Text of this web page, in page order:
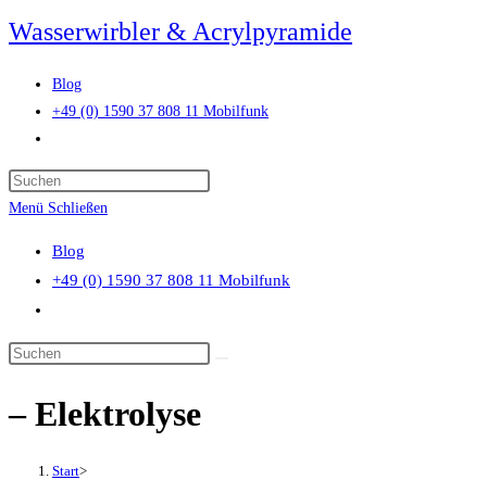
Zum
Inhalt
springen
Wasserwirbler & Acrylpyramide
Blog
+49 (0) 1590 37 808 11 Mobilfunk
umschalten
the
panel.
Menü Schließen
Blog
+49 (0) 1590 37 808 11 Mobilfunk
umschalten
Diese
durchsuchen
– Elektrolyse
Start>